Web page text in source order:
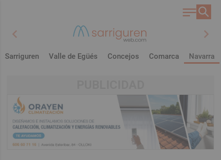
chevron_left chevron_right
Sarriguren Valle de Egüés Concejos Comarca Navarra